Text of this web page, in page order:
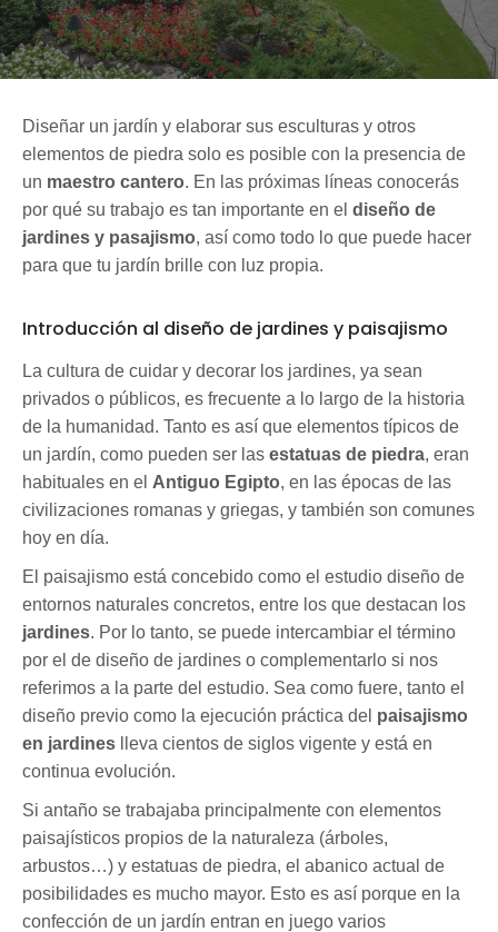
Diseñar un jardín y elaborar sus esculturas y otros
elementos de piedra solo es posible con la presencia de
un maestro cantero. En las próximas líneas conocerás
por qué su trabajo es tan importante en el diseño de
jardines y pasajismo, así como todo lo que puede hacer
para que tu jardín brille con luz propia.
Introducción al diseño de jardines y paisajismo
La cultura de cuidar y decorar los jardines, ya sean
privados o públicos, es frecuente a lo largo de la historia
de la humanidad. Tanto es así que elementos típicos de
un jardín, como pueden ser las estatuas de piedra, eran
habituales en el Antiguo Egipto, en las épocas de las
civilizaciones romanas y griegas, y también son comunes
hoy en día.
El paisajismo está concebido como el estudio diseño de
entornos naturales concretos, entre los que destacan los
jardines. Por lo tanto, se puede intercambiar el término
por el de diseño de jardines o complementarlo si nos
referimos a la parte del estudio. Sea como fuere, tanto el
diseño previo como la ejecución práctica del paisajismo
en jardines lleva cientos de siglos vigente y está en
continua evolución.
Si antaño se trabajaba principalmente con elementos
paisajísticos propios de la naturaleza (árboles,
arbustos…) y estatuas de piedra, el abanico actual de
posibilidades es mucho mayor. Esto es así porque en la
confección de un jardín entran en juego varios